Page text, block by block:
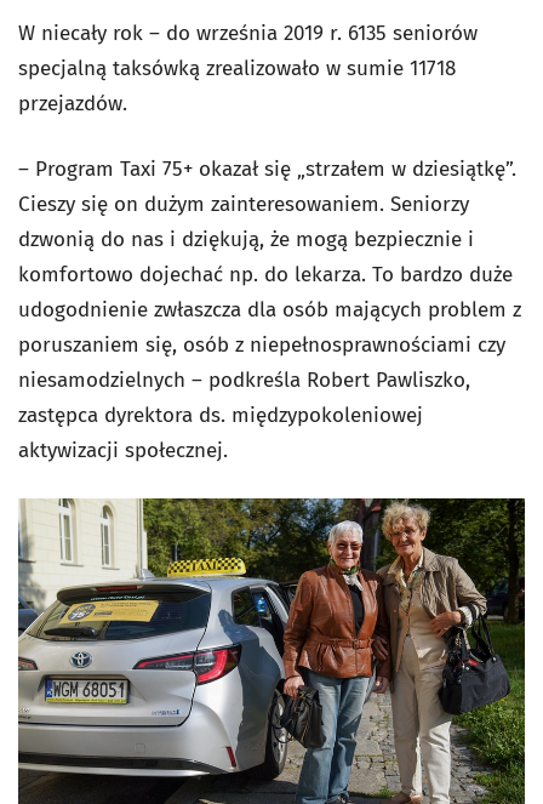
W niecały rok – do września 2019 r. 6135 seniorów
specjalną taksówką zrealizowało w sumie 11718
przejazdów.
– Program Taxi 75+ okazał się „strzałem w dziesiątkę”.
Cieszy się on dużym zainteresowaniem. Seniorzy
dzwonią do nas i dziękują, że mogą bezpiecznie i
komfortowo dojechać np. do lekarza. To bardzo duże
udogodnienie zwłaszcza dla osób mających problem z
poruszaniem się, osób z niepełnosprawnościami czy
niesamodzielnych – podkreśla Robert Pawliszko,
zastępca dyrektora ds. międzypokoleniowej
aktywizacji społecznej.